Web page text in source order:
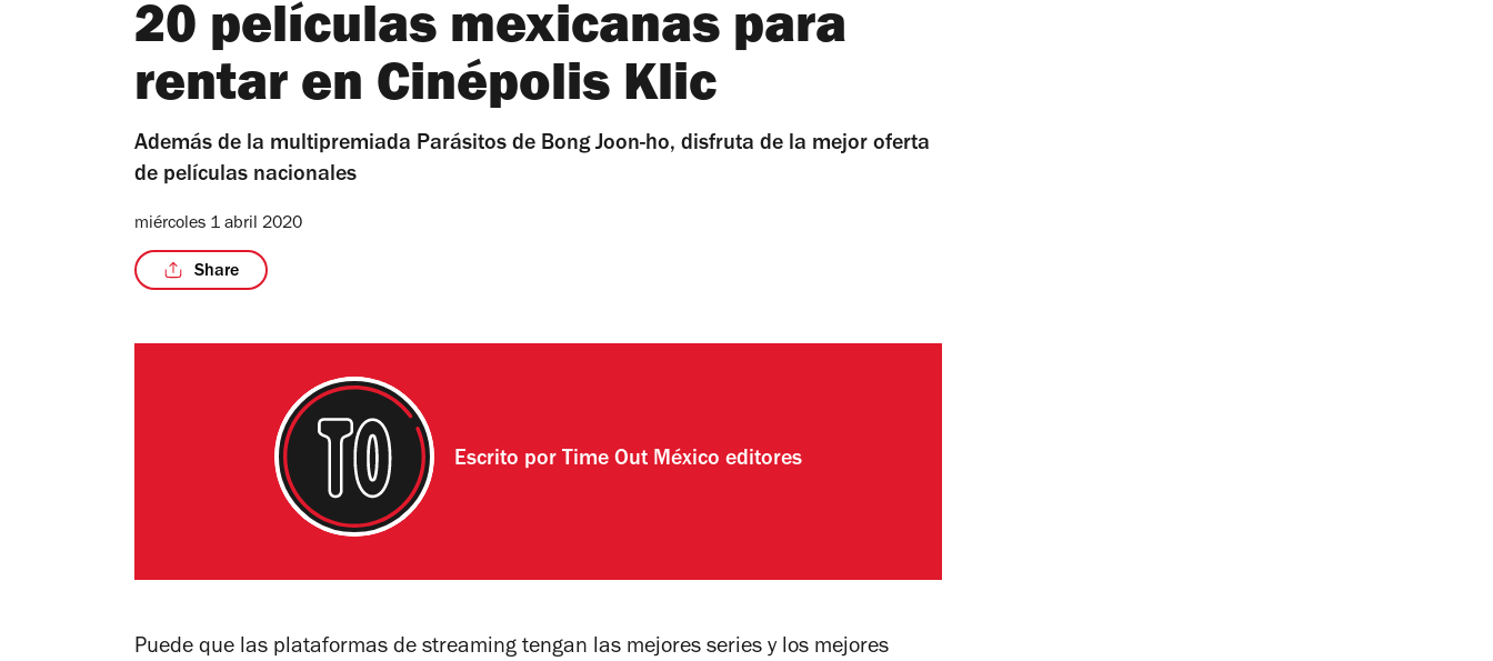
20 películas mexicanas para
rentar en Cinépolis Klic
Además de la multipremiada Parásitos de Bong Joon-ho, disfruta de la mejor oferta
de películas nacionales
miércoles 1 abril 2020
Share
Escrito por Time Out México editores
Puede que las plataformas de streaming tengan las mejores series y los mejores